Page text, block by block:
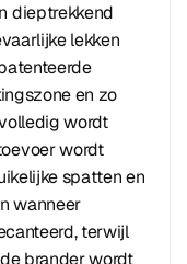
dieptrekkend
lekken
en zo
wordt
wordt
spatten en
wanneer
terwijl
brander wordt